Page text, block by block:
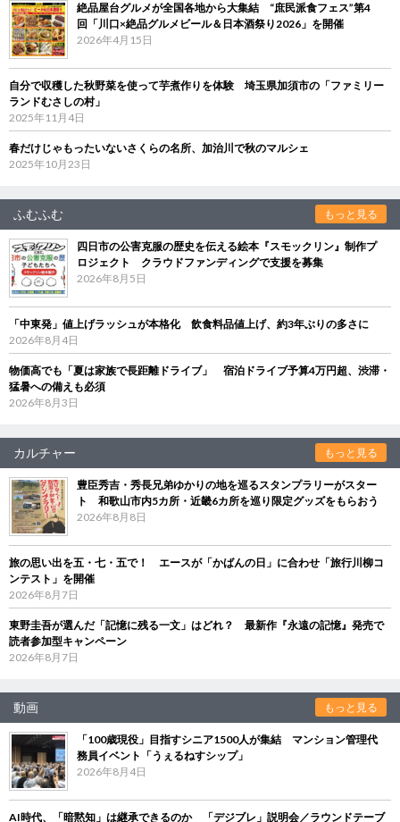
絶品屋台グルメが全国各地から大集結 “庶民派食フェス”第4
回「川口×絶品グルメビール＆日本酒祭り2026」を開催
2026年4月15日
自分で収穫した秋野菜を使って芋煮作りを体験 埼玉県加須市の「ファミリー
ランドむさしの村」
2025年11月4日
春だけじゃもったいないさくらの名所、加治川で秋のマルシェ
2025年10月23日
ふむふむ もっと見る
四日市の公害克服の歴史を伝える絵本『スモックリン』制作プ
ロジェクト クラウドファンディングで支援を募集
2026年8月5日
「中東発」値上げラッシュが本格化 飲食料品値上げ、約3年ぶりの多さに
2026年8月4日
物価高でも「夏は家族で長距離ドライブ」 宿泊ドライブ予算4万円超、渋滞・
猛暑への備えも必須
2026年8月3日
カルチャー もっと見る
豊臣秀吉・秀長兄弟ゆかりの地を巡るスタンプラリーがスター
ト 和歌山市内5カ所・近畿6カ所を巡り限定グッズをもらおう
2026年8月8日
旅の思い出を五・七・五で！ エースが「かばんの日」に合わせ「旅行川柳コ
ンテスト」を開催
2026年8月7日
東野圭吾が選んだ「記憶に残る一文」はどれ？ 最新作『永遠の記憶』発売で
読者参加型キャンペーン
2026年8月7日
動画 もっと見る
「100歳現役」目指すシニア1500人が集結 マンション管理代
務員イベント「うぇるねすシップ」
2026年8月4日
AI時代、「暗黙知」は継承できるのか 「デジブレ」説明会／ラウンドテーブ